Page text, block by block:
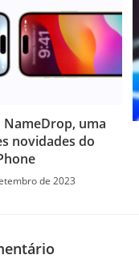
NameDrop, uma
novidades do
de 2023